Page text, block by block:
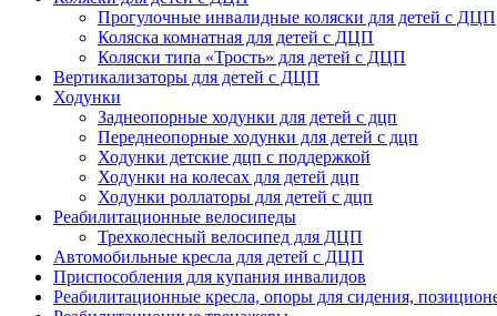
Прогулочные инвалидные коляски для детей с ДЦП
Коляска комнатная для детей с ДЦП
Коляски типа «Трость» для детей с ДЦП
Вертикализаторы для детей с ДЦП
Ходунки
Заднеопорные ходунки для детей с дцп
Переднеопорные ходунки для детей с дцп
Ходунки детские дцп с поддержкой
Ходунки на колесах для детей дцп
Ходунки роллаторы для детей с дцп
Реабилитационные велосипеды
Трехколесный велосипед для ДЦП
Автомобильные кресла для детей с ДЦП
Приспособления для купания инвалидов
Реабилитационные кресла, опоры для сидения,